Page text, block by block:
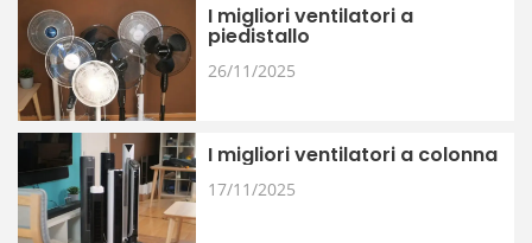
I migliori ventilatori a
piedistallo
26/11/2025
I migliori ventilatori a colonna
17/11/2025